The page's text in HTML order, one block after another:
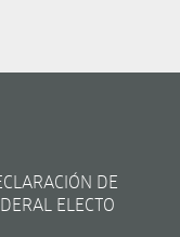
DE
ELECTO